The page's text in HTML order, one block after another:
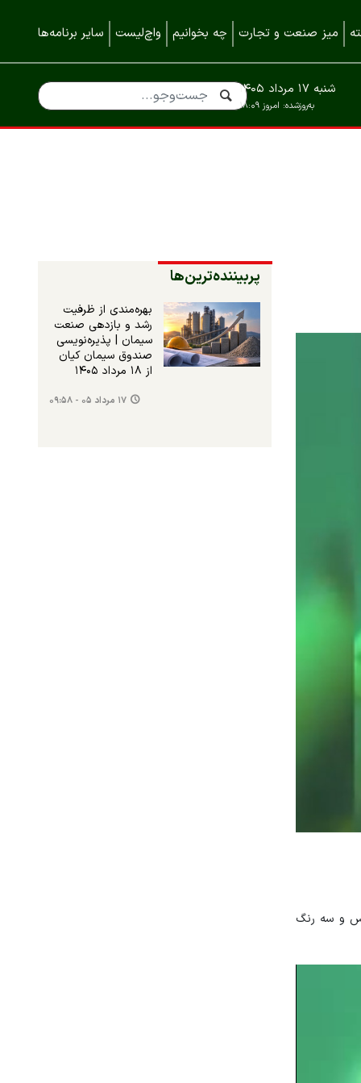
میز صنعت و تجارت چه بخوانیم واچ‌لیست سایر برنامه‌ها
به‌روزشده: امروز ۱۸:۰۹
شنبه ۱۷ مرداد ۱۴۰۵
اسلامی پرچم مقدس و سه رنگ
پربیننده‌ترین‌ها
بهره‌مندی از ظرفیت
رشد و بازدهی صنعت
سیمان | پذیره‌نویسی
صندوق سیمان کیان
از ۱۸ مرداد ۱۴۰۵
۱۷ مرداد ۰۵ - ۰۹:۵۸